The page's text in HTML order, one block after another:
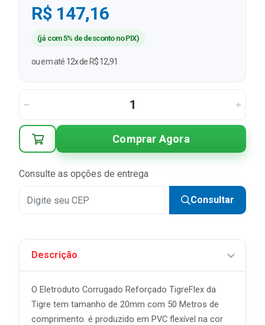
R$ 147,16
(já com 5% de desconto no PIX)
ou em até 12x de R$ 12,91
Comprar Agora
Consulte as opções de entrega
Consultar
Descrição
O Eletroduto Corrugado Reforçado TigreFlex da
Tigre tem tamanho de 20mm com 50 Metros de
comprimento. é produzido em PVC flexível na cor